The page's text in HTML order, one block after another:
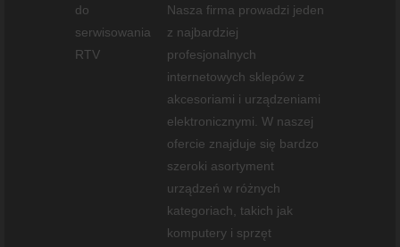
Nasza firma prowadzi jeden
z najbardziej
profesjonalnych
internetowych sklepów z
akcesoriami i urządzeniami
elektronicznymi. W naszej
ofercie znajduje się bardzo
szeroki asortyment
urządzeń w różnych
kategoriach, takich jak
komputery i sprzęt